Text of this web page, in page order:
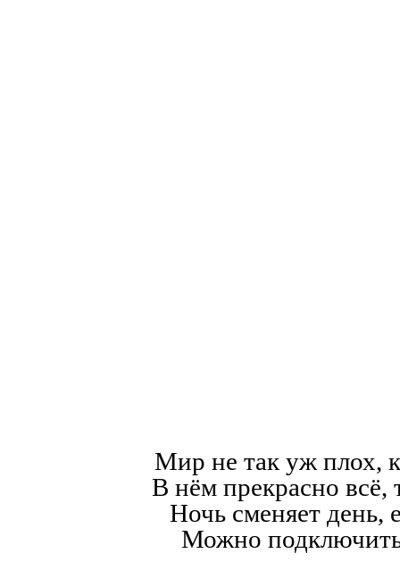
Мир не так уж плох,
В нём прекрасно всё,
Ночь сменяет день,
Можно